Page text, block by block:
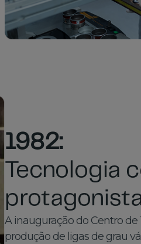
1982:
Tecnologia
A inauguração do Centro
produção de ligas de grau